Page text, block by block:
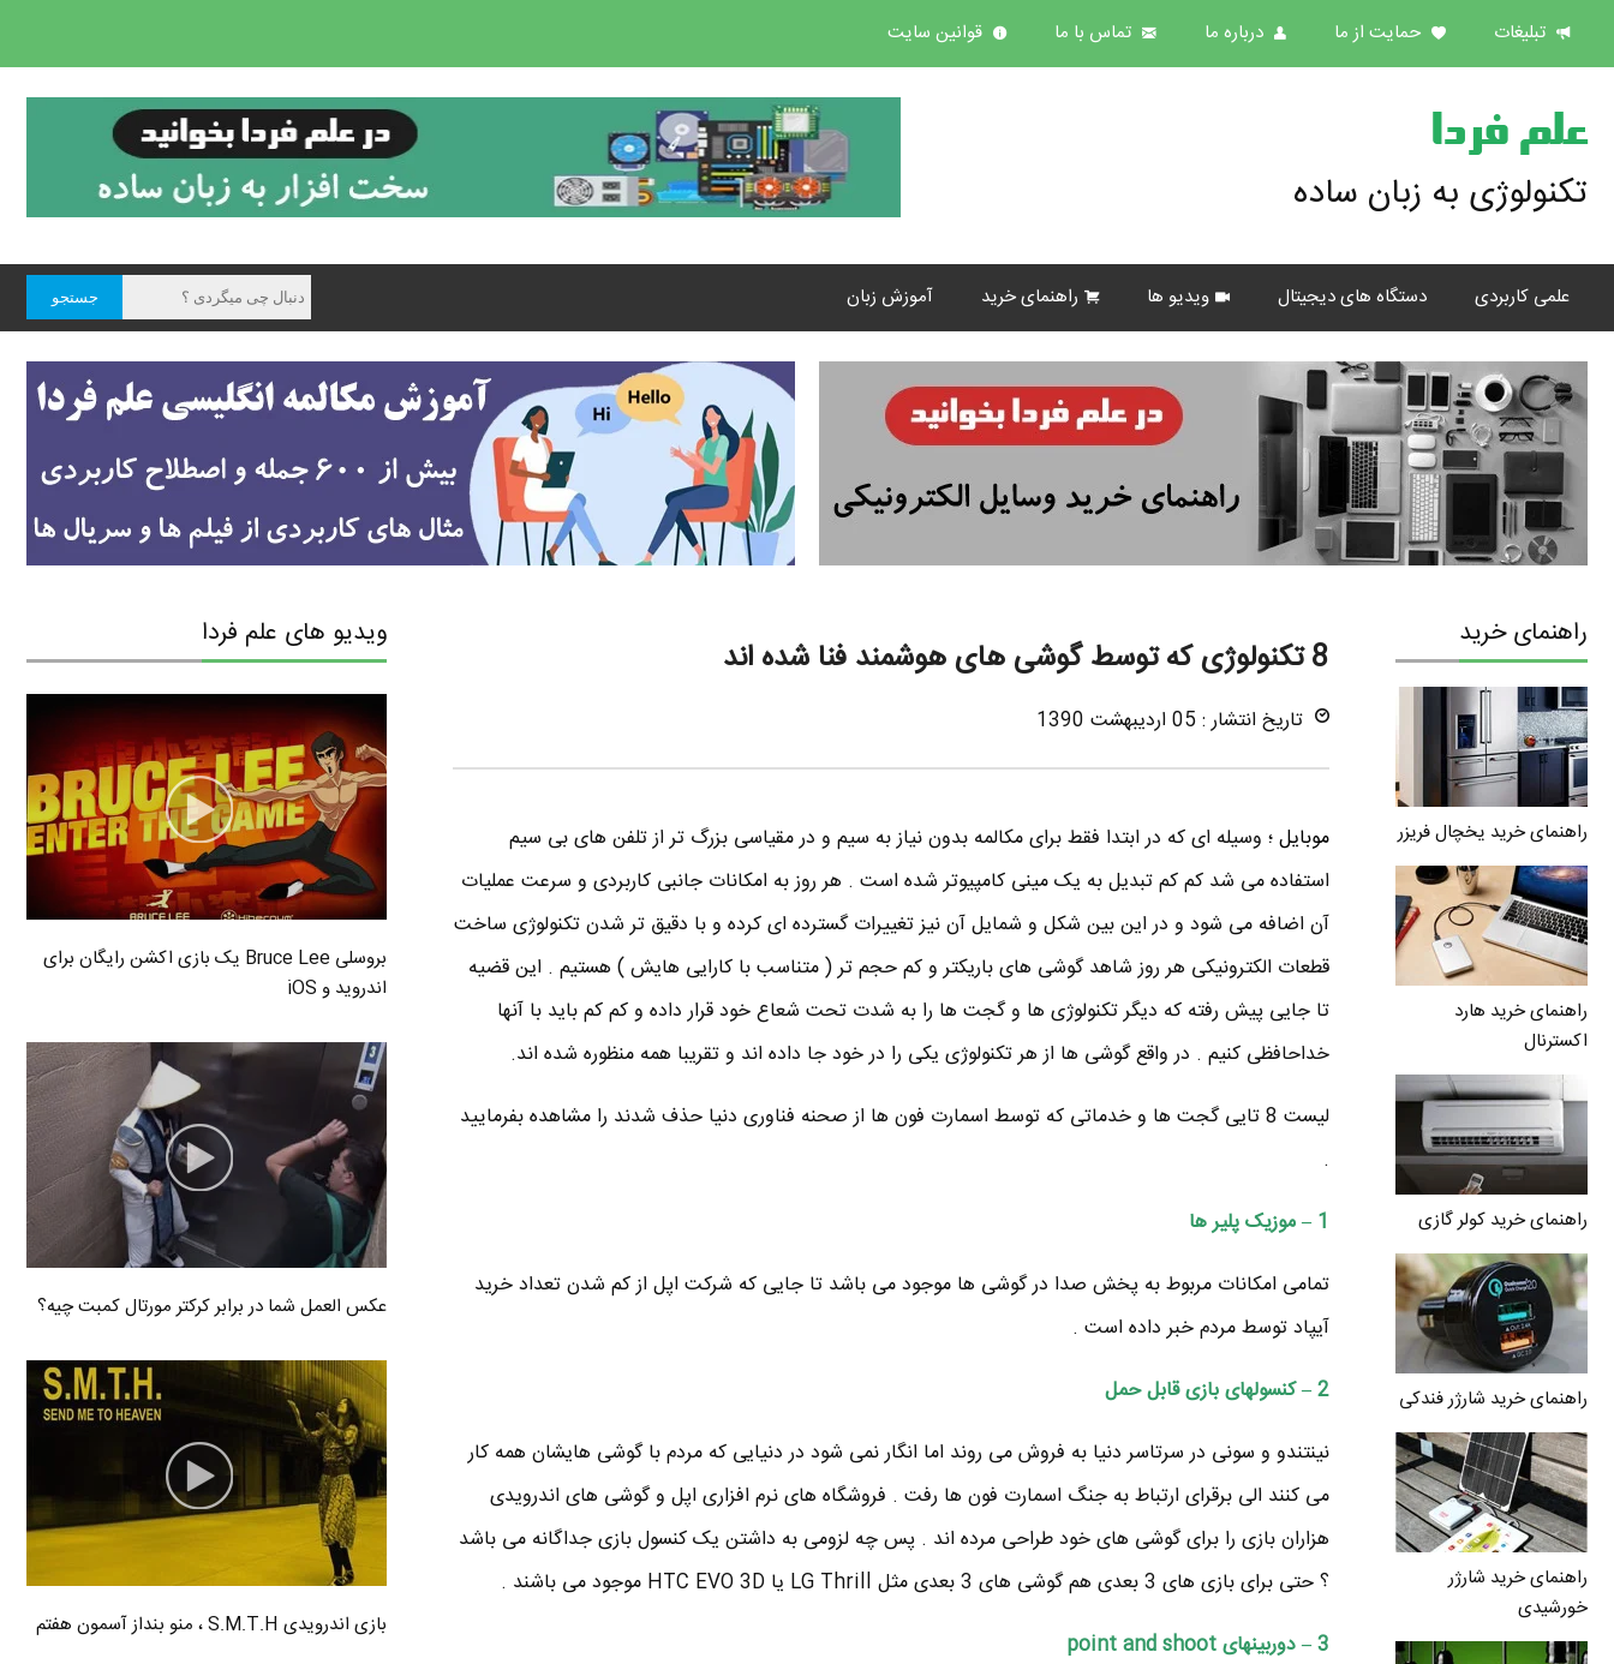
تبلیغات حمایت از ما درباره ما تماس با ما قوانین سایت
علم فردا
تکنولوژی به زبان ساده
علمی کاربردی دستگاه های دیجیتال ویدیو ها راهنمای خرید آموزش زبان
راهنمای خرید
راهنمای خرید یخچال فریزر
راهنمای خرید هارد
اکسترنال
راهنمای خرید کولر گازی
راهنمای خرید شارژر فندکی
راهنمای خرید شارژر
خورشیدی
8 تکنولوژی که توسط گوشی های هوشمند فنا شده اند
تاریخ انتشار : 05 اردیبهشت 1390
موبایل؛ وسیله ای که در ابتدا فقط برای مکالمه بدون نیاز به سیم و در مقیاسی بزرگ تر از تلفن های بی سیم
استفاده می شد کم کم تبدیل به یک مینی کامپیوتر شده است . هر روز به امکانات جانبی کاربردی و سرعت عملیات
آن اضافه می شود و در این بین شکل و شمایل آن نیز تغییرات گسترده ای کرده و با دقیق تر شدن تکنولوژی ساخت
قطعات الکترونیکی هر روز شاهد گوشی های باریکتر و کم حجم تر ( متناسب با کارایی هایش ) هستیم . این قضیه
تا جایی پیش رفته که دیگر تکنولوژی ها و گجت ها را به شدت تحت شعاع خود قرار داده و کم کم باید با آنها
خداحافظی کنیم . در واقع گوشی ها از هر تکنولوژی یکی را در خود جا داده اند و تقریبا همه منظوره شده اند.
لیست 8 تایی گجت ها و خدماتی که توسط اسمارت فون ها از صحنه فناوری دنیا حذف شدند را مشاهده بفرمایید
.
1 – موزیک پلیر ها
تمامی امکانات مربوط به پخش صدا در گوشی ها موجود می باشد تا جایی که شرکت اپل از کم شدن تعداد خرید
آیپاد توسط مردم خبر داده است .
2 – کنسولهای بازی قابل حمل
نینتندو و سونی در سرتاسر دنیا به فروش می روند اما انگار نمی شود در دنیایی که مردم با گوشی هایشان همه کار
می کنند الی برقرای ارتباط به جنگ اسمارت فون ها رفت . فروشگاه های نرم افزاری اپل و گوشی های اندرویدی
هزاران بازی را برای گوشی های خود طراحی مرده اند . پس چه لزومی به داشتن یک کنسول بازی جداگانه می باشد
؟ حتی برای بازی های 3 بعدی هم گوشی های 3 بعدی مثل LG Thrill یا HTC EVO 3D موجود می باشند .
3 – دوربینهای point and shoot
ویدیو های علم فردا
بروسلی Bruce Lee یک بازی اکشن رایگان برای
اندروید و iOS
عکس العمل شما در برابر کرکتر مورتال کمبت چیه؟
بازی اندرویدی S.M.T.H ، منو بنداز آسمون هفتم